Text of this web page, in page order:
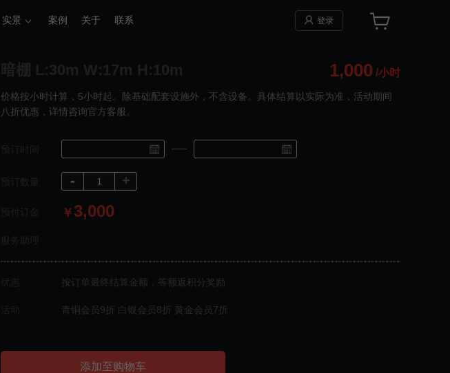
实景 案例 关于 联系 登录
暗棚 L:30m W:17m H:10m 1,000 /小时
价格按小时计算，5小时起。除基础配套设施外，不含设备。具体结算以实际为准，活动期间
八折优惠，详情咨询官方客服。
预订时间
- +
￥ 3,000
服务助理
优惠 按订单最终结算金额，等额返积分奖励
青铜会员9折 白银会员8折 黄金会员7折
添加至购物车